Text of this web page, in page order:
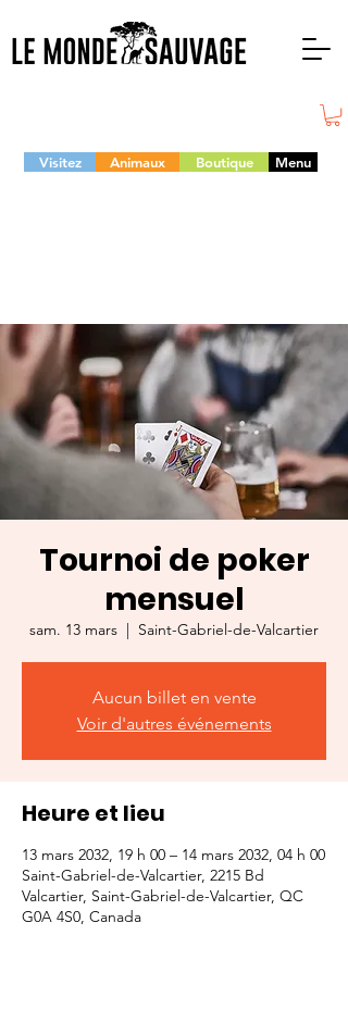
Visitez Animaux Boutique Menu
Tournoi de poker
mensuel
sam. 13 mars
  |
Saint-Gabriel-de-Valcartier
Aucun billet en vente
Voir d'autres événements
Heure et lieu
13 mars 2032, 19 h 00 – 14 mars 2032, 04 h 00
Saint-Gabriel-de-Valcartier, 2215 Bd
Valcartier, Saint-Gabriel-de-Valcartier, QC
G0A 4S0, Canada